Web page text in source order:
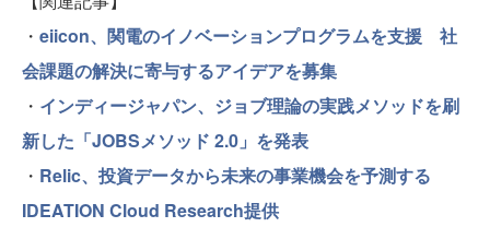
・ eiicon、関電のイノベーションプログラムを支援 社
会課題の解決に寄与するアイデアを募集
・ インディージャパン、ジョブ理論の実践メソッドを刷
新した「JOBSメソッド 2.0」を発表
・ Relic、投資データから未来の事業機会を予測する
IDEATION Cloud Research提供